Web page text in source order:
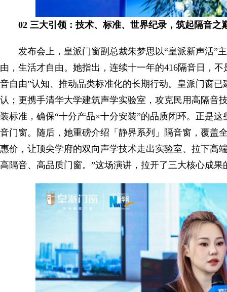
02 三大引领：技术、标准、世界纪录，筑起隔音之
发布会上，皇派门窗副总裁朱梦思以“皇派新声活
由，生活才自由。她指出，连续十一年的416隔音日，
音自由”认知、推动品类标准化的长期行动。皇派门窗
认；更携手清华大学建筑声学实验室，攻克民用高隔音
装标准，确保“十分产品×十分安装”的品质闭环。正是
音门窗。随后，她重磅介绍「静界系列」隔音窗，覆盖
惠价，让顶尖学府的双向声学技术走出实验室、拉下高
高隔音、高品质门窗。”这场演讲，拉开了三大核心成